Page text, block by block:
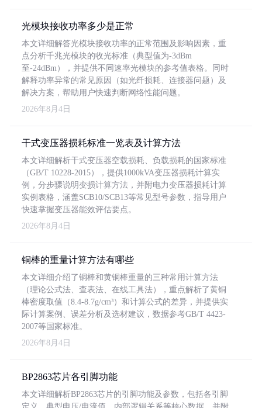
光模块接收功率多少是正常
本文详细解答光模块接收功率的正常范围及影响因素，重
点分析千兆光模块的收光标准（典型值为-3dBm
至-24dBm），并提供不同速率光模块的参考值表格。同时
解释功率异常的常见原因（如光纤损耗、连接器问题）及
解决方案，帮助用户快速判断网络性能问题。
2026年8月4日
干式变压器损耗标准一览表及计算方法
本文详细解析干式变压器空载损耗、负载损耗的国家标准
（GB/T 10228-2015），提供1000kVA变压器损耗计算实
例，分步骤说明变损计算方法，并附电力变压器损耗计算
实例表格，涵盖SCB10/SCB13等常见型号参数，指导用户
快速掌握变压器能效评估要点。
2026年8月4日
铜棒的重量计算方法有哪些
本文详细介绍了铜棒和黄铜棒重量的三种常用计算方法
（理论公式法、查表法、在线工具法），重点解析了黄铜
棒密度取值（8.4-8.7g/cm³）和计算公式的差异，并提供实
际计算案例、误差分析及选材建议，数据参考GB/T 4423-
2007等国家标准。
2026年8月4日
BP2863芯片各引脚功能
本文详细解析BP2863芯片的引脚功能及参数，包括各引脚